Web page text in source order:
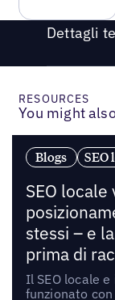
Dettagli
RESOURCES
You might
Blogs SEO
SEO locale
stessi – e
prima di
Il SEO locale
funzionato